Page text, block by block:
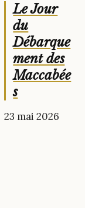
Le Jour
du
Débarque
ment des
Maccabée
s
23 mai 2026